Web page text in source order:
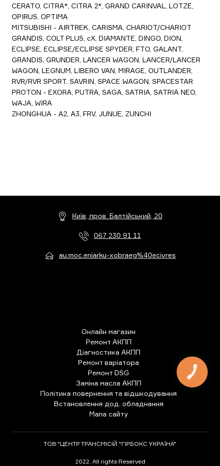
CERATO, CITRA*, CITRA 2*, GRAND CARINVAL, LOTZE,
OPIRUS, OPTIMA
MITSUBISHI - AIRTREK, CARISMA, CHARIOT/CHARIOT
GRANDIS, COLT PLUS, cX, DIAMANTE, DINGO, DION,
ECLIPSE, ECLIPSE/ECLIPSE SPYDER, FTO, GALANT,
GRANDIS, GRUNDER, LANCER WAGON, LANCER/LANCER
WAGON, LEGNUM, LIBERO VAN, MIRAGE, OUTLANDER,
RVR/RVR SPORT, SAVRIN, SPACE WAGON, SPACESTAR
PROTON - EXORA, PUTRA, SAGA, SATRIA, SATRIA NEO,
WAJA, WIRA
ZHONGHUA - A2, A3, FRV, JUNUE, ZUNCHI
Київ, пров. Балтійський, 20
067 230 91 11
au.moc.eniarku-xobraeg%40ecivres
Онлайн магазин
Ремонт АКПП
Діагностика АКПП
Ремонт варіатора
Ремонт DSG
Заміна масла АКПП
Політика повернення та відшкодування
Встановлення дод. обладнання
Мапа сайту
ТОВ "ЦЕНТР ТРАНСМІСІЙ "ГІРБОКС УКРАЇНА"
2022. All rights Reserved
КНОПКА
ЗВ'ЯЗКУ